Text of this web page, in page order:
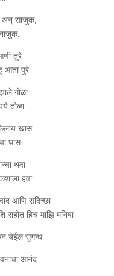
अन् साजुक,
तुरे
आता पुरे
गोळा
तोळा
खास
घास
थवा
हवा
आणि सदिच्छा
हिच माझि मनिषा
येईल सुगन्ध,
आनंद